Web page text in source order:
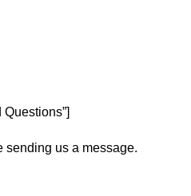
sending us a message.